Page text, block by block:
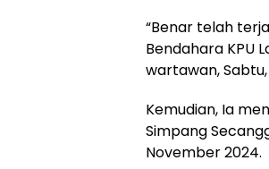
“Benar telah
Bendahara KPU
wartawan,
Kemudian, Ia
Simpang
November 2024.